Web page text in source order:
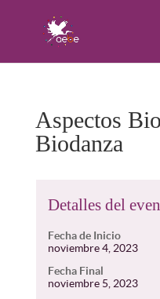
Aspectos
Biodanza
Detalles del
Fecha de Inicio
noviembre 4, 2023
Fecha Final
noviembre 5, 2023